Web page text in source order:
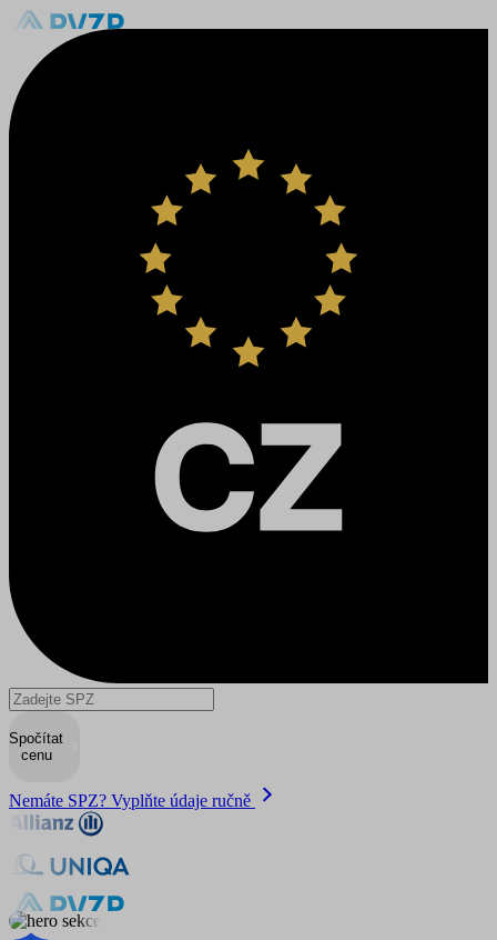
Spočítat
cenu
Nemáte SPZ? Vyplňte údaje ručně